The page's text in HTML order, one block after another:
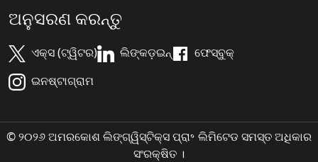
ଅନୁସରଣ କରନ୍ତୁ
ଏକ୍ସ (ଟ୍ୱିଟର) ଲିଙ୍କଡ଼ଇନ୍
ଫେସ୍ବୁକ୍
ଇନଷ୍ଟାଗ୍ରାମ
© ୨୦୨୬ ଅମରକୋଶ ଲିଙ୍ଗ୍ୱିସ୍ଟିକ୍ସ ପ୍ରା॰ ଲିମିଟେଡ ସମସ୍ତ ଅଧିକାର
ସଂରକ୍ଷିତ ।